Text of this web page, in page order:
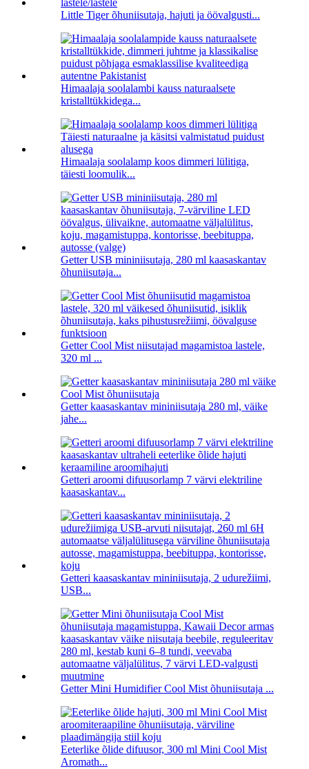
Little Tiger õhuniisutaja, hajuti ja öövalgusti...
Himaalaja soolalambi kauss naturaalsete
kristalltükkidega...
Himaalaja soolalamp koos dimmeri lülitiga,
täiesti loomulik...
Getter USB mininiisutaja, 280 ml kaasaskantav
õhuniisutaja...
Getter Cool Mist niisutajad magamistoa lastele,
320 ml ...
Getter kaasaskantav mininiisutaja 280 ml, väike
jahe...
Getteri aroomi difuusorlamp 7 värvi elektriline
kaasaskantav...
Getteri kaasaskantav mininiisutaja, 2 udurežiimi,
USB...
Getter Mini Humidifier Cool Mist õhuniisutaja ...
Eeterlike õlide difuusor, 300 ml Mini Cool Mist
Aromath...